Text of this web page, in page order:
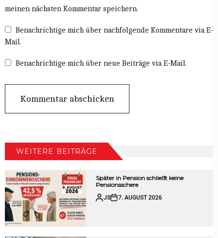
meinen nächsten Kommentar speichern.
Benachrichtige mich über nachfolgende Kommentare via E-
Mail.
Benachrichtige mich über neue Beiträge via E-Mail.
WEITERE BEITRÄGE
Später in Pension schließt keine
Pensionsschere
JS 7. AUGUST 2026